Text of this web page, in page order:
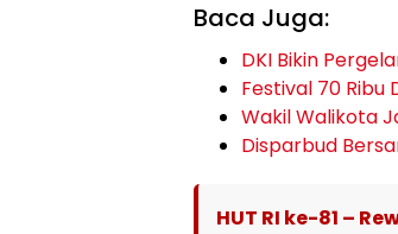
Baca Juga:
DKI Bikin
Festival 70 Ribu
Wakil Walikota
Disparbud
HUT RI ke-81 –